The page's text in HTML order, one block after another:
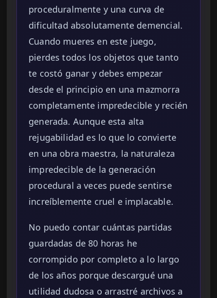
proceduralmente y una curva de
dificultad absolutamente demencial.
Cuando mueres en este juego,
pierdes todos los objetos que tanto
te costó ganar y debes empezar
desde el principio en una mazmorra
completamente impredecible y recién
generada. Aunque esta alta
rejugabilidad es lo que lo convierte
en una obra maestra, la naturaleza
impredecible de la generación
procedural a veces puede sentirse
increíblemente cruel e implacable.
No puedo contar cuántas partidas
guardadas de 80 horas he
corrompido por completo a lo largo
de los años porque descargué una
utilidad dudosa o arrastré archivos a